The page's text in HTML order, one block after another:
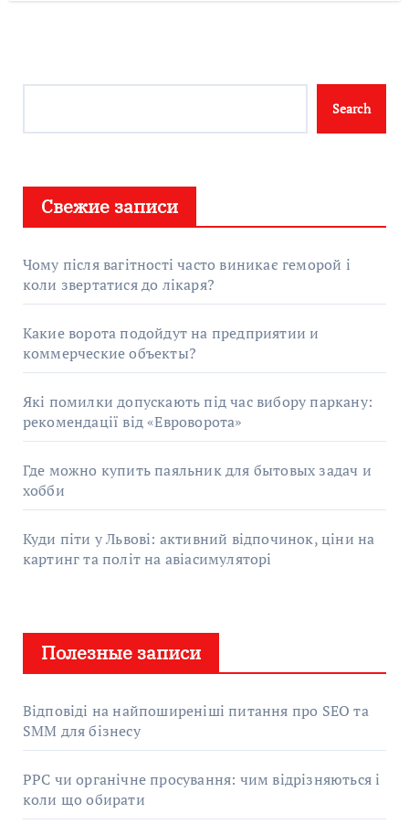
Search
Свежие записи
Чому після вагітності часто виникає геморой і
коли звертатися до лікаря?
Какие ворота подойдут на предприятии и
коммерческие объекты?
Які помилки допускають під час вибору паркану:
рекомендації від «Евроворота»
Где можно купить паяльник для бытовых задач и
хобби
Куди піти у Львові: активний відпочинок, ціни на
картинг та політ на авіасимуляторі
Полезные записи
Відповіді на найпоширеніші питання про SEO та
SMM для бізнесу
PPC чи органічне просування: чим відрізняються і
коли що обирати